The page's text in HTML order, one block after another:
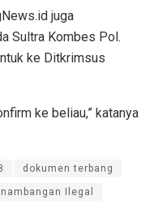
juga
Sultra Kombes Pol.
ke Ditkrimsus
ke beliau,” katanya
dokumen terbang
Ilegal